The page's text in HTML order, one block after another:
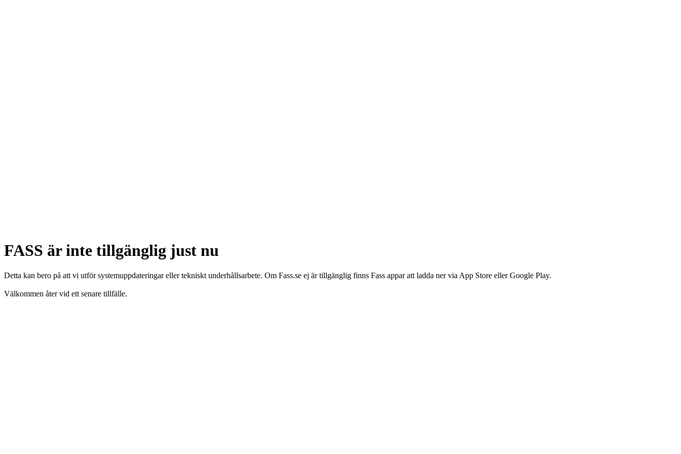
FASS är inte tillgänglig just nu
Detta kan bero på att vi utför systemuppdateringar eller tekniskt underhållsarbete. Om Fass.se ej är tillgänglig finns Fass appar att ladda ner via App Store eller Google Play.
Välkommen åter vid ett senare tillfälle.